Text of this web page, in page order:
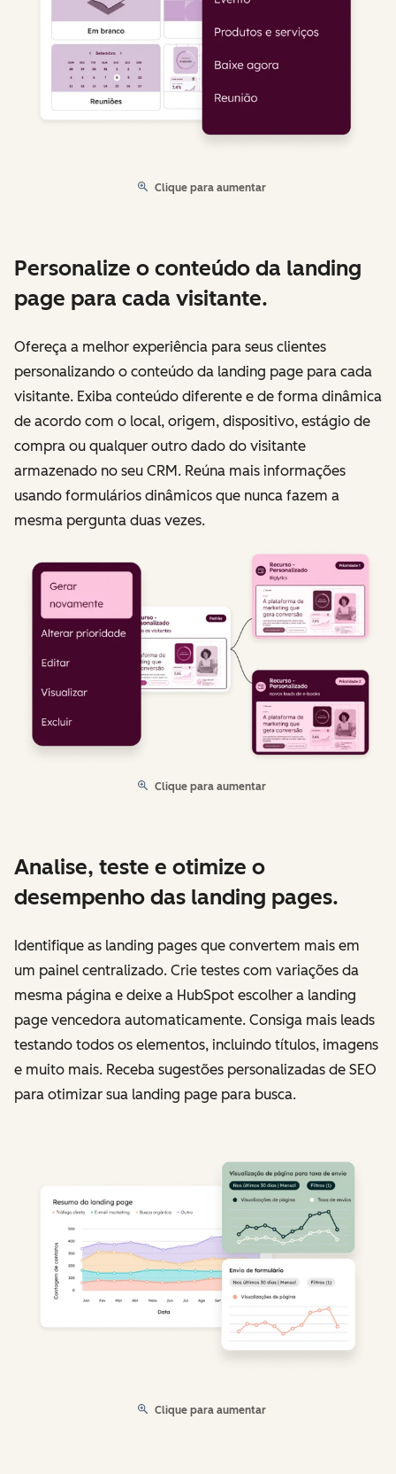
Clique para aumentar
Personalize o conteúdo da landing
page para cada visitante.
Ofereça a melhor experiência para seus clientes
personalizando o conteúdo da landing page para cada
visitante. Exiba conteúdo diferente e de forma dinâmica
de acordo com o local, origem, dispositivo, estágio de
compra ou qualquer outro dado do visitante
armazenado no seu CRM. Reúna mais informações
usando formulários dinâmicos que nunca fazem a
mesma pergunta duas vezes.
Clique para aumentar
Analise, teste e otimize o
desempenho das landing pages.
Identifique as landing pages que convertem mais em
um painel centralizado. Crie testes com variações da
mesma página e deixe a HubSpot escolher a landing
page vencedora automaticamente. Consiga mais leads
testando todos os elementos, incluindo títulos, imagens
e muito mais. Receba sugestões personalizadas de SEO
para otimizar sua landing page para busca.
Clique para aumentar